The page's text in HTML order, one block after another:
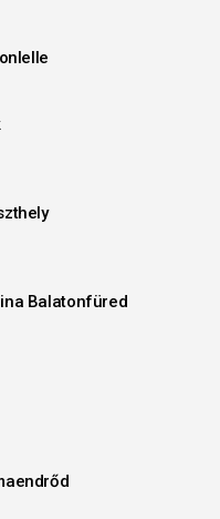
Balatonfüred